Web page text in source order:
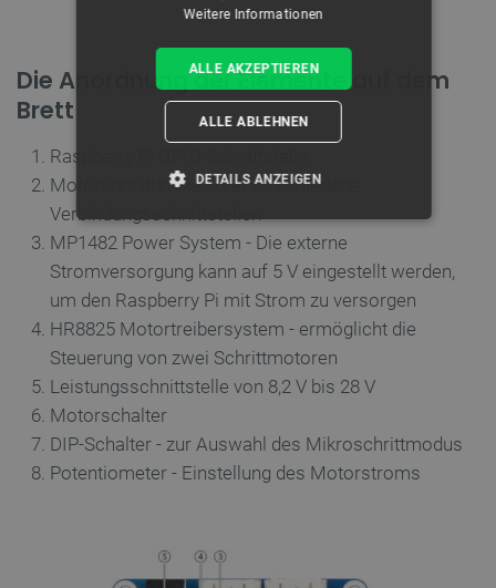
Die Anordnung der Elemente auf dem
Brett
Raspberry Pi GPIO-Schnittstelle
Motorschnittstelle - drei verschiedene
Verbindungsschnittstellen
MP1482 Power System - Die externe
Stromversorgung kann auf 5 V eingestellt werden,
um den Raspberry Pi mit Strom zu versorgen
HR8825 Motortreibersystem - ermöglicht die
Steuerung von zwei Schrittmotoren
Leistungsschnittstelle von 8,2 V bis 28 V
Motorschalter
DIP-Schalter - zur Auswahl des Mikroschrittmodus
Potentiometer - Einstellung des Motorstroms
Weitere Informationen
ALLE AKZEPTIEREN
ALLE ABLEHNEN
DETAILS ANZEIGEN
PERFORMANCE
TARGETING
FUNKTIONALITÄT
Unbedingt erforderliche Cookies ermöglichen
wesentliche Kernfunktionen der Website wie die